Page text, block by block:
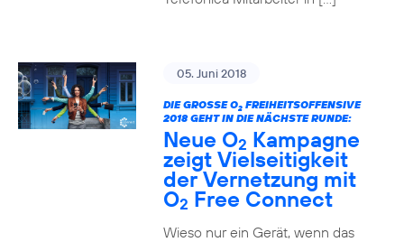
05. Juni 2018
DIE GROSSE O 2FREIHEITSOFFENSIVE
2018 GEHT IN DIE NÄCHSTE RUNDE:
Neue O2 Kampagne
zeigt Vielseitigkeit
der Vernetzung mit
O2 Free Connect
Wieso nur ein Gerät, wenn das